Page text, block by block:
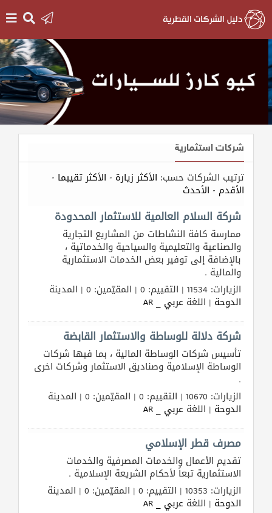
دخول
التسجيل
English
أضف
اعلانك
مطلوب
طلب
اشتراك
الاحصائيات
الأقسام
شركات
إبحث
إتصل
شركات استثمارية
ترتيب الشركات حسب: الأكثر زيارة - الأكثر تقييما -
الأقدم - الأحدث
شركة السلام العالمية للاستثمار المحدودة
ممارسة كافة النشاطات من المشاريع التجارية
والصناعية والتعليمية والسياحية والخدماتية ،
بالإضافة إلى توفير بعض الخدمات الاستثمارية
والمالية .
الزيارات: 11534 | التقييم: 0 | المقيّمين: 0 | المدينة
الدوحة | اللغة عربي _ AR
شركة دلالة للوساطة والاستثمار القابضة
تأسيس شركات الوساطة المالية ، بما فيها شركات
الوساطة الإسلامية وصناديق الاستثمار وشركات اخرى
.
الزيارات: 10670 | التقييم: 0 | المقيّمين: 0 | المدينة
الدوحة | اللغة عربي _ AR
مصرف قطر الإسلامي
تقديم الأعمال والخدمات المصرفية والخدمات
الاستثمارية تبعاً لأحكام الشريعة الإسلامية .
الزيارات: 10353 | التقييم: 0 | المقيّمين: 0 | المدينة
الدوحة | اللغة عربي _ AR